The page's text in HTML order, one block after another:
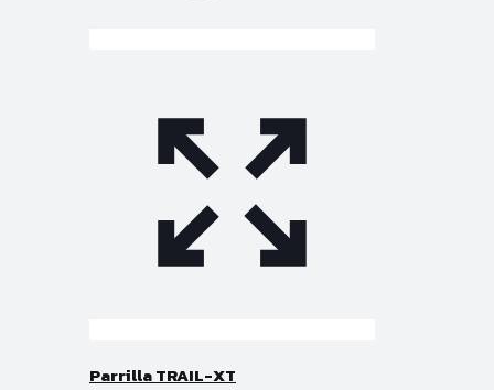
Parrilla TRAIL-XT